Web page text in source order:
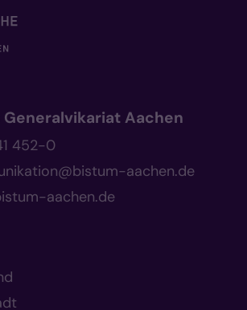
Aachen
452-0
aachen.de
aachen.de